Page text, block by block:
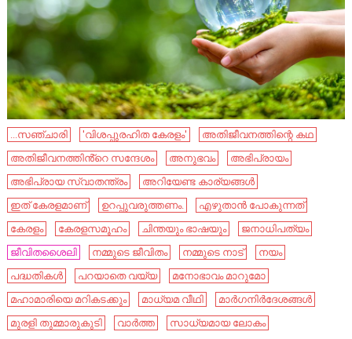
...സഞ്ചാരി 'വിശപ്പുരഹിത കേരളം'
അതിജീവനത്തിന്റെ കഥ
അതിജീവനത്തിൻ്റെ സന്ദേശം
അനുഭവം
അഭിപ്രായം
അഭിപ്രായ സ്വാതന്ത്രം
അറിയേണ്ട കാര്യങ്ങൾ
ഇത് കേരളമാണ്
ഉറപ്പുവരുത്തണം.
എഴുതാൻ പോകുന്നത്
കേരളം
കേരളസമൂഹം ചിന്തയും ഭാഷയും
ജനാധിപത്യം
ജീവിതശൈലി
നമ്മുടെ ജീവിതം നമ്മുടെ നാട്‌
നയം
പദ്ധതികൾ
പറയാതെ വയ്യ
മനോഭാവം മാറുമോ
മഹാമാരിയെ മറികടക്കും
മാധ്യമ വീഥി
മാര്‍ഗനിര്‍ദേശങ്ങള്‍
മുരളി തുമ്മാരുകുടി
വാർത്ത സാധ്യമായ ലോകം